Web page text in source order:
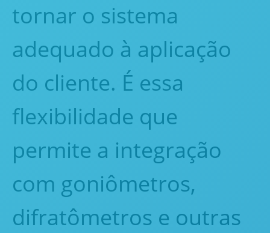
tornar o sistema
adequado à aplicação
do cliente. É essa
flexibilidade que
permite a integração
com goniômetros,
difratômetros e outras